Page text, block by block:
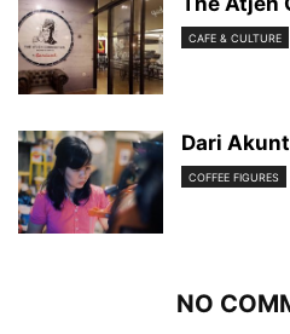
CAFE & CULTURE
Dari
COFFEE FIGURES
NO